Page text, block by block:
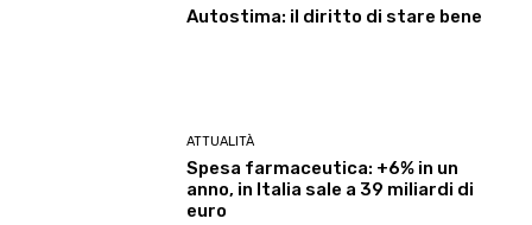
Autostima: il diritto di stare bene
ATTUALITÀ
Spesa farmaceutica: +6% in un
anno, in Italia sale a 39 miliardi di
euro